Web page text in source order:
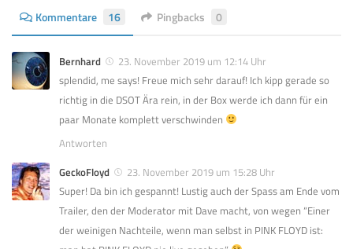
Kommentare 16 Pingbacks 0
Bernhard
23. November 2019 um 12:14 Uhr
splendid, me says! Freue mich sehr darauf! Ich kipp gerade so
richtig in die DSOT Ära rein, in der Box werde ich dann für ein
paar Monate komplett verschwinden
Antworten
GeckoFloyd
23. November 2019 um 15:28 Uhr
Super! Da bin ich gespannt! Lustig auch der Spass am Ende vom
Trailer, den der Moderator mit Dave macht, von wegen “Einer
der weinigen Nachteile, wenn man selbst in PINK FLOYD ist: